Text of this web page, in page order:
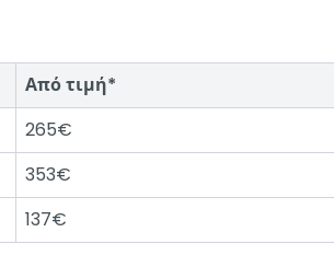
Από τιμή*
265€
353€
137€